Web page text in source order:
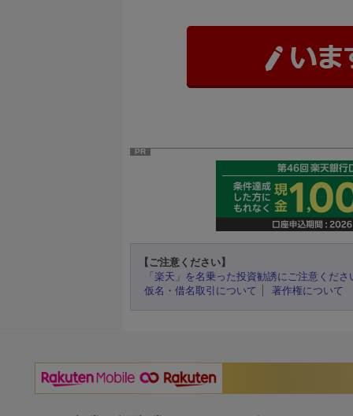
PR
【ご注意ください】
「楽天」を名乗った投資勧誘にご注意くださ
仮名・借名取引について
著作権について